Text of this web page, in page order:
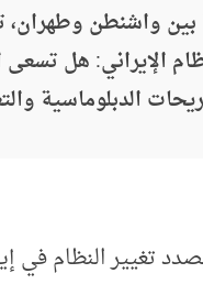
واشنطن وطهران،
الإيراني: هل تسعى
الدبلوماسية
تغيير النظام في